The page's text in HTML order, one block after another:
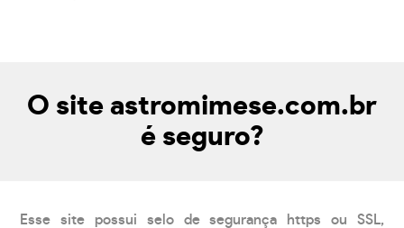
O site astromimese.com.br
é seguro?
Esse site possui selo de segurança https ou SSL,